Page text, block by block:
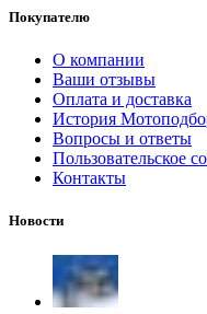
Покупателю
О компании
Ваши отзывы
Оплата и доставка
История
Вопросы и ответы
Пользовательское
Контакты
Новости